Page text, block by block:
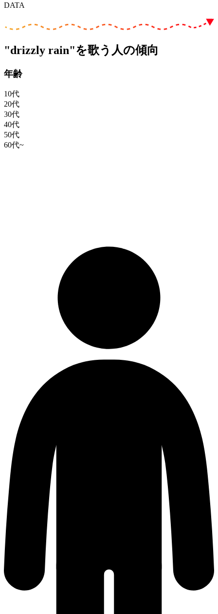
DATA
"drizzly rain"を歌う人の傾向
年齢
10代
20代
30代
40代
50代
60代~